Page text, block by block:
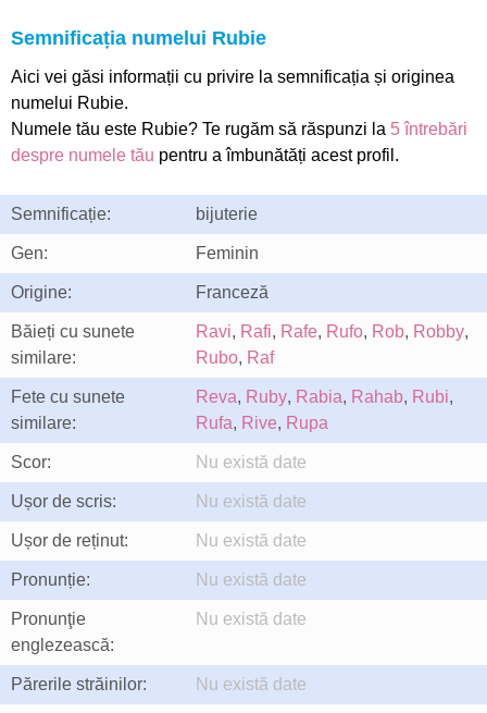
Semnificația numelui Rubie
Aici vei găsi informații cu privire la semnificația și originea
numelui Rubie.
Numele tău este Rubie? Te rugăm să răspunzi la 5 întrebări
despre numele tău pentru a îmbunătăți acest profil.
Semnificație: bijuterie
Gen: Feminin
Origine: Franceză
Băieți cu sunete
similare:
Ravi, Rafi, Rafe, Rufo, Rob, Robby,
Rubo, Raf
Fete cu sunete
similare:
Reva, Ruby, Rabia, Rahab, Rubi,
Rufa, Rive, Rupa
Scor: Nu există date
Ușor de scris: Nu există date
Ușor de reținut: Nu există date
Pronunție: Nu există date
Pronunţie
englezească:
Nu există date
Părerile străinilor: Nu există date